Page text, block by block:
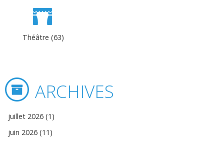
Théâtre (63)
ARCHIVES
juillet 2026 (1)
juin 2026 (11)